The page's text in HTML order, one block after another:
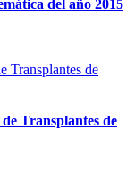
del año 2015
Transplantes de